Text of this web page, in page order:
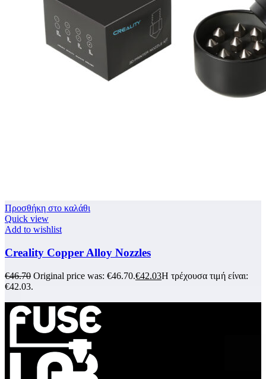
Προσθήκη στο καλάθι
Quick view
Add to wishlist
Creality Copper Alloy Nozzles
€46.70 Original price was: €46.70.€42.03Η τρέχουσα τιμή είναι:
€42.03.